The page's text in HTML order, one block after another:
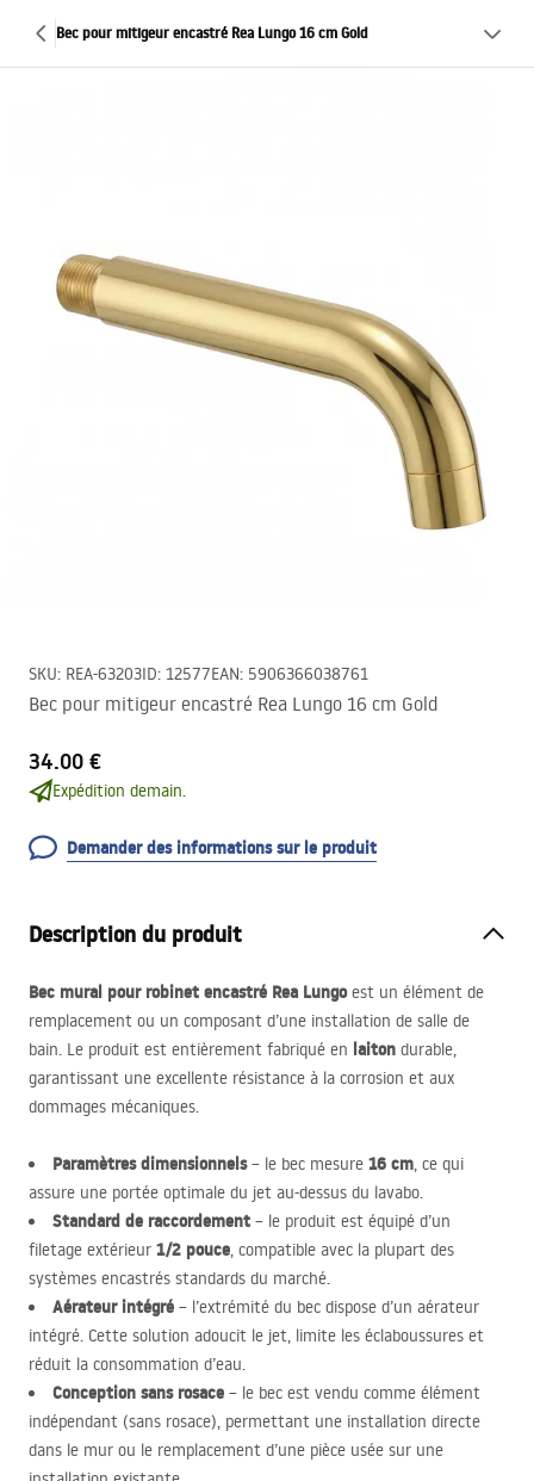
Bec pour mitigeur encastré Rea Lungo 16 cm Gold
SKU: REA-63203ID: 12577EAN: 5906366038761
Bec pour mitigeur encastré Rea Lungo 16 cm Gold
34.00 €
Expédition demain.
Demander des informations sur le produit
Description du produit
Bec mural pour robinet encastré Rea Lungoest un élément de
remplacement ou un composant d’une installation de salle de
bain. Le produit est entièrement fabriqué en laiton durable,
garantissant une excellente résistance à la corrosion et aux
dommages mécaniques.
Paramètres dimensionnels– le bec mesure 16 cm, ce qui
assure une portée optimale du jet au-dessus du lavabo.
Standard de raccordement – le produit est équipé d’un
filetage extérieur 1/2 pouce, compatible avec la plupart des
systèmes encastrés standards du marché.
Aérateur intégré – l’extrémité du bec dispose d’un aérateur
intégré. Cette solution adoucit le jet, limite les éclaboussures et
réduit la consommation d’eau.
Conception sans rosace – le bec est vendu comme élément
indépendant (sans rosace), permettant une installation directe
dans le mur ou le remplacement d’une pièce usée sur une